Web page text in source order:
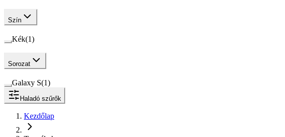
Szín
Kék(1)
Sorozat
Galaxy S(1)
Haladó szűrők
Kezdőlap